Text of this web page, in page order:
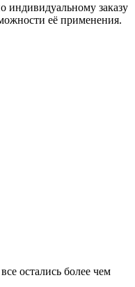
индивидуальному заказу
её применения.
остались более чем